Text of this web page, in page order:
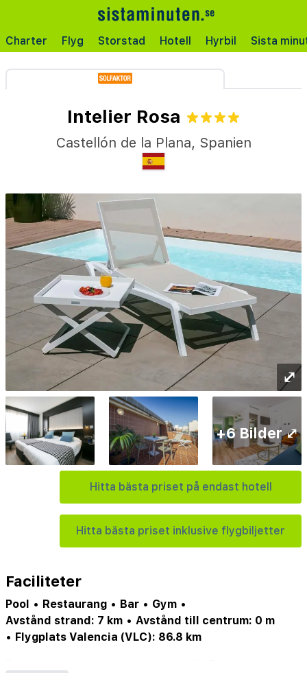
Charter Flyg Storstad Hotell Hyrbil Sista
Intelier Rosa
Castellón de la Plana, Spanien
⤢
Hitta bästa priset på endast hotell
Hitta bästa priset inklusive flygbiljetter
+6 Bilder ⤢
Faciliteter
Pool • Restaurang • Bar • Gym •
Avstånd strand: 7 km • Avstånd till centrum: 0 m
• Flygplats Valencia (VLC): 86.8 km